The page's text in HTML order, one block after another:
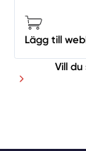
Lägg till
Vill